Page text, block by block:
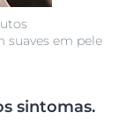
em pele
sintomas.